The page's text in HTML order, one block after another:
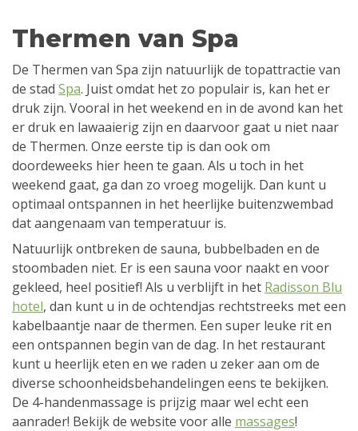
Thermen van Spa
De Thermen van Spa zijn natuurlijk de topattractie van
de stad Spa. Juist omdat het zo populair is, kan het er
druk zijn. Vooral in het weekend en in de avond kan het
er druk en lawaaierig zijn en daarvoor gaat u niet naar
de Thermen. Onze eerste tip is dan ook om
doordeweeks hier heen te gaan. Als u toch in het
weekend gaat, ga dan zo vroeg mogelijk. Dan kunt u
optimaal ontspannen in het heerlijke buitenzwembad
dat aangenaam van temperatuur is.
Natuurlijk ontbreken de sauna, bubbelbaden en de
stoombaden niet. Er is een sauna voor naakt en voor
gekleed, heel positief! Als u verblijft in het Radisson Blu
hotel, dan kunt u in de ochtendjas rechtstreeks met een
kabelbaantje naar de thermen. Een super leuke rit en
een ontspannen begin van de dag. In het restaurant
kunt u heerlijk eten en we raden u zeker aan om de
diverse schoonheidsbehandelingen eens te bekijken.
De 4-handenmassage is prijzig maar wel echt een
aanrader! Bekijk de website voor alle massages!